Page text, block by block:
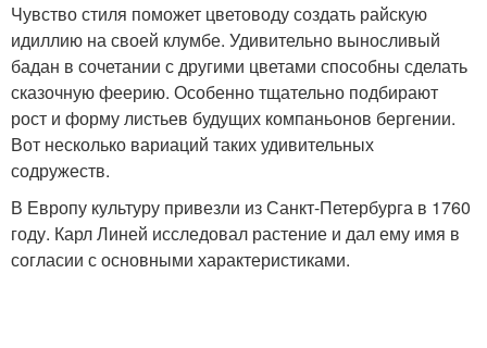
Чувство стиля поможет цветоводу создать райскую
идиллию на своей клумбе. Удивительно выносливый
бадан в сочетании с другими цветами способны сделать
сказочную феерию. Особенно тщательно подбирают
рост и форму листьев будущих компаньонов бергении.
Вот несколько вариаций таких удивительных
содружеств.
В Европу культуру привезли из Санкт-Петербурга в 1760
году. Карл Линей исследовал растение и дал ему имя в
согласии с основными характеристиками.